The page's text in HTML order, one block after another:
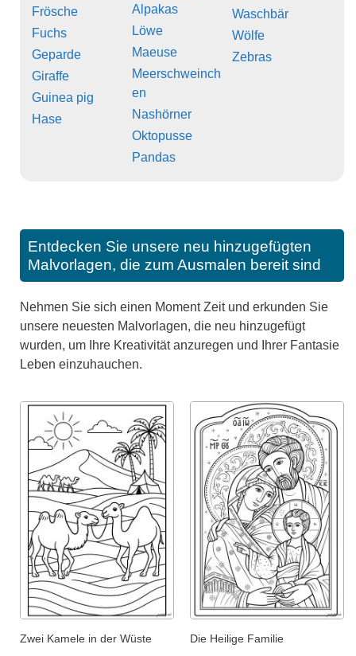
Frösche
Fuchs
Geparde
Giraffe
Guinea pig
Hase
Alpakas
Löwe
Maeuse
Meerschweinch
en
Nashörner
Oktopusse
Pandas
Waschbär
Wölfe
Zebras
Entdecken Sie unsere neu hinzugefügten
Malvorlagen, die zum Ausmalen bereit sind
Nehmen Sie sich einen Moment Zeit und erkunden Sie
unsere neuesten Malvorlagen, die neu hinzugefügt
wurden, um Ihre Kreativität anzuregen und Ihrer Fantasie
Leben einzuhauchen.
Zwei Kamele in der Wüste
Die Heilige Familie